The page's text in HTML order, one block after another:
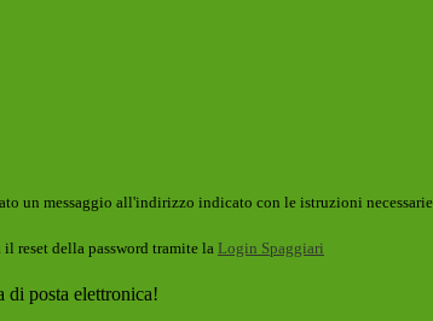
un messaggio all'indirizzo indicato con le istruzioni
reset della password tramite la Login Spaggiari
di posta elettronica!